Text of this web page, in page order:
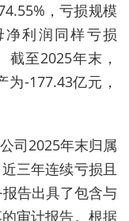
，亏损规模
利润同样亏损
至2025年末，
-177.43亿元，
司2025年末归属
三年连续亏损且
告出具了包含与
审计报告。根据